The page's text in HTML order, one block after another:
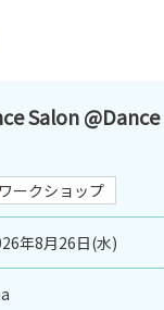
Salon @Dance
ワークショップ
年8月26日(水)